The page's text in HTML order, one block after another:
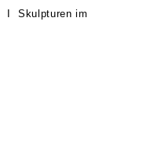
Skulpturen im